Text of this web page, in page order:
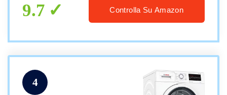
9.7 Controlla Su Amazon
4